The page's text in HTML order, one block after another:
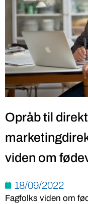
Opråb til
viden om
18/09/2022
Fagfolks viden om